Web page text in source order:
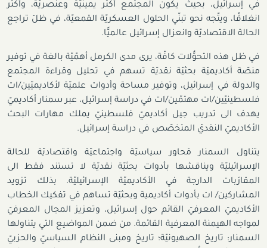
في إسرائيل، بحيث يكون المجتمع أكثر يمينيّة وعنصريّة، وأكثر
انغلاقًا، ويتّجه نحو تبنّي الحلول العسكريّة القمعيّة، في ظلّ تراجع
الحالة الاقتصاديّة وانعزال إسرائيل عالميًّا.
في ظل هذه التحوُّلات كافّة، يرى مدى الكرمل أهمّيّة بالغة في توفير
منصّة أكاديميّة بحثيّة نقديّة تسهم في تحليل وقراءة المجتمع
والدولة في إسرائيل، وتوفير مساحة وأدوات علميّة لأكاديميّين/ات
فلسطينيّين/ات مهتمّين/ات في دراسة إسرائيل، عبر سمنار أكاديميّ
يهدف الى تدريب جيل أكاديميّ فلسطينيّ يملك مهارات البحث
الأكاديميّ النقديّ المتخصّص في دراسة إسرائيل.
يتناول السمنار مَحاور سياسيّة واجتماعيّة واقتصاديّة للحالة
الإسرائيليّة ويناقشها بأدوات بحثيّة نقديّة لا تستند فقط الى
المقارَبات الدارجة في الأكاديميّة الإسرائيليّة. بذلك تزويد
المشاركين/ ات بأدوات أكاديمية وبحثيّة تساهم في تفكيك الخطاب
الأكاديميّ المعرفيّ القائم حول إسرائيل، وتعزيز المجال المعرفيّ
لمواجه الهيمنة المعرفية القائمة. من ضمن المواضيع التي يتناولها
السمنار: تاريخ الصهيونيّة؛ تاريخ ومبنى النظام السياسيّ والحزبيّ